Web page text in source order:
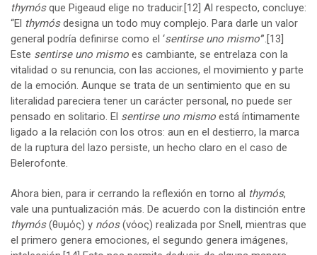
thymósque Pigeaud elige no traducir.[12] Al respecto, concluye:
“El thymósdesigna un todo muy complejo. Para darle un valor
general podría definirse como el ‘sentirse uno mismo’”.[13]
Este sentirse uno mismo es cambiante, se entrelaza con la
vitalidad o su renuncia, con las acciones, el movimiento y parte
de la emoción. Aunque se trata de un sentimiento que en su
literalidad pareciera tener un carácter personal, no puede ser
pensado en solitario. El sentirse uno mismo está íntimamente
ligado a la relación con los otros: aun en el destierro, la marca
de la ruptura del lazo persiste, un hecho claro en el caso de
Belerofonte.
Ahora bien, para ir cerrando la reflexión en torno al thymós,
vale una puntualización más. De acuerdo con la distinción entre
thymós(θυμός) y nóos(νόος) realizada por Snell, mientras que
el primero genera emociones, el segundo genera imágenes,